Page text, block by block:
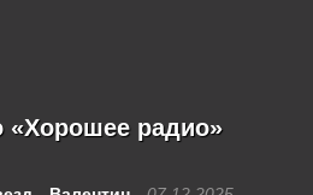
радио»